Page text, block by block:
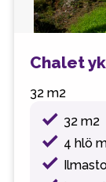
Chalet
32 m2
32 m2
4 hlö